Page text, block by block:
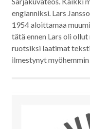
englanniksi. Lars
1954 aloittamaa
tätä ennen Lars oli
ruotsiksi laatimat
ilmestynyt